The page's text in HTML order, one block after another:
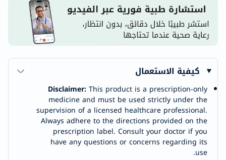
كيفية الاستعمال
Disclaimer:This product is a prescription-only
medicine and must be used strictly under the
supervision of a licensed healthcare professional.
Always adhere to the directions provided on the
prescription label. Consult your doctor if you
have any questions or concerns regarding its
use.